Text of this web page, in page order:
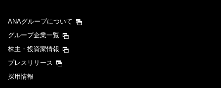
ANAグループについて
グループ企業一覧
株主・投資家情報
プレスリリース
採用情報